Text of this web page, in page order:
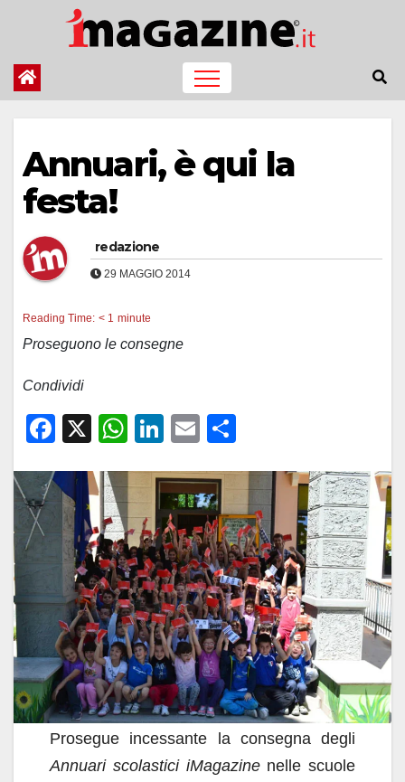
contenuto
Annuari, è qui la
festa!
redazione
29 MAGGIO 2014
Reading Time: < 1 minute
Proseguono le consegne
Condividi
F
c
e
b
o
o
k
X
W
at
s
A
p
p
Li
k
e
dI
n
E
ail
n
di
vi
di
Prosegue incessante la consegna degli
Annuari scolastici iMagazinenelle scuole